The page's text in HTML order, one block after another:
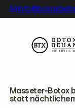
Skip
to
Masseter-Botox
statt